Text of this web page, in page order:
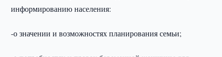
информированию населения:
-о значении и возможностях планирования семьи;